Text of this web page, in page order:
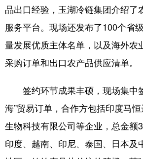
品出口经验，玉湖冷链集团介绍了
服务平台。现场还发布了100个省
量发展优质主体名单，以及海外农
采购订单和出口农产品供应清单。
签约环节成果丰硕，现场集中
海”贸易订单，合作方包括印度马
生物科技有限公司等企业，总金额
印度、越南、印尼、泰国、日本及